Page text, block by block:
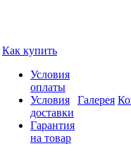
Как купить
Условия
оплаты
Условия
доставки
Гарантия
на товар
Галерея